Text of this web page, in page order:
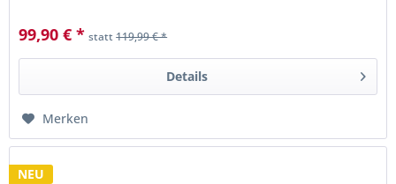
99,90 € * statt119,99 € *
Details
Merken
NEU